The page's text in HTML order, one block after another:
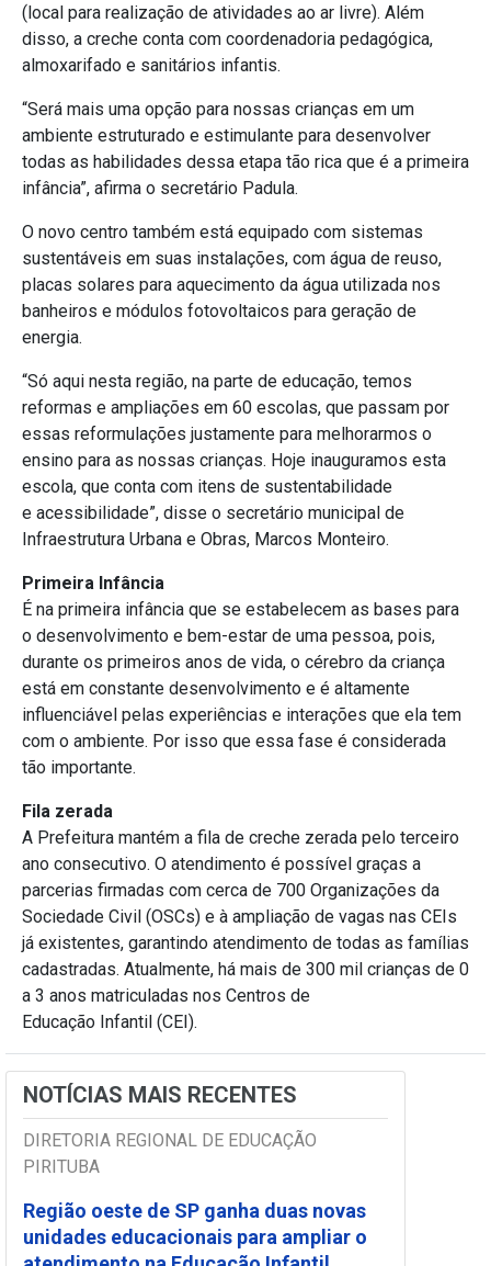
(local para realização de atividades ao ar livre). Além
disso, a creche conta com coordenadoria pedagógica,
almoxarifado e sanitários infantis.
“Será mais uma opção para nossas crianças em um
ambiente estruturado e estimulante para desenvolver
todas as habilidades dessa etapa tão rica que é a primeira
infância”, afirma o secretário Padula.
O novo centro também está equipado com sistemas
sustentáveis em suas instalações, com água de reuso,
placas solares para aquecimento da água utilizada nos
banheiros e módulos fotovoltaicos para geração de
energia.
“Só aqui nesta região, na parte de educação, temos
reformas e ampliações em 60 escolas, que passam por
essas reformulações justamente para melhorarmos o
ensino para as nossas crianças. Hoje inauguramos esta
escola, que conta com itens de sustentabilidade
e acessibilidade”, disse o secretário municipal de
Infraestrutura Urbana e Obras, Marcos Monteiro.
Primeira Infância
É na primeira infância que se estabelecem as bases para
o desenvolvimento e bem-estar de uma pessoa, pois,
durante os primeiros anos de vida, o cérebro da criança
está em constante desenvolvimento e é altamente
influenciável pelas experiências e interações que ela tem
com o ambiente. Por isso que essa fase é considerada
tão importante.
Fila zerada
A Prefeitura mantém a fila de creche zerada pelo terceiro
ano consecutivo. O atendimento é possível graças a
parcerias firmadas com cerca de 700 Organizações da
Sociedade Civil (OSCs) e à ampliação de vagas nas CEIs
já existentes, garantindo atendimento de todas as famílias
cadastradas. Atualmente, há mais de 300 mil crianças de 0
a 3 anos matriculadas nos Centros de
Educação Infantil (CEI).
NOTÍCIAS MAIS RECENTES
DIRETORIA REGIONAL DE EDUCAÇÃO
PIRITUBA
Região oeste de SP ganha duas novas
unidades educacionais para ampliar o